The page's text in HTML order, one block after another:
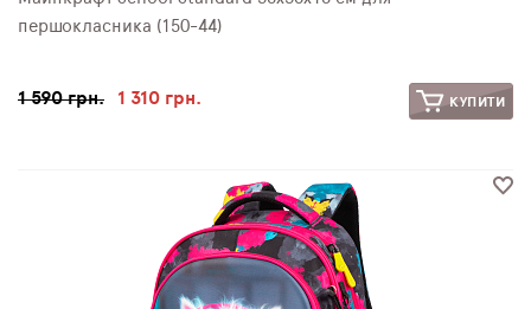
першокласника (150-44)
1 590 грн. 1 310 грн. КУПИТИ